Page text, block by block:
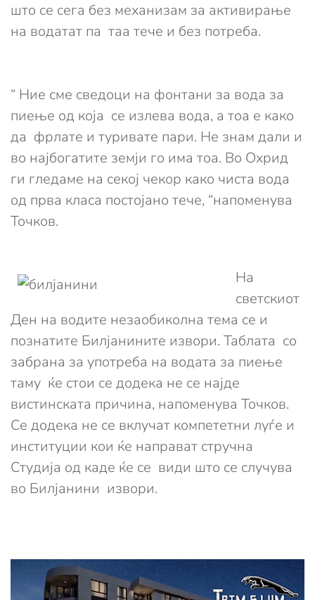
што се сега без механизам за активирање
на водатат па таа тече и без потреба.
“ Ние сме сведоци на фонтани за вода за
пиење од која се излева вода, а тоа е како
да фрлате и туривате пари. Не знам дали и
во најбогатите земји го има тоа. Во Охрид
ги гледаме на секој чекор како чиста вода
од прва класа постојано тече, “напоменува
Точков.
На
светскиот
Ден на водите незаобиколна тема се и
познатите Билјанините извори. Таблата со
забрана за употреба на водата за пиење
таму ќе стои се додека не се најде
вистинската причина, напоменува Точков.
Се додека не се вклучат компететни луѓе и
институции кои ќе направат стручна
Студија од каде ќе се види што се случува
во Билјанини извори.